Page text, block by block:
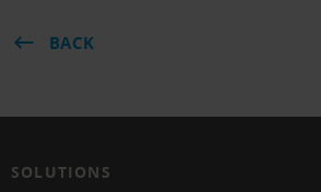
BACK
SOLUTIONS